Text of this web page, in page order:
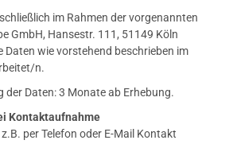
im Rahmen der vorgenannten
GmbH, Hansestr. 111, 51149 Köln
Daten wie vorstehend beschrieben im
n.
der Daten: 3 Monate ab Erhebung.
Kontaktaufnahme
per Telefon oder E-Mail Kontakt